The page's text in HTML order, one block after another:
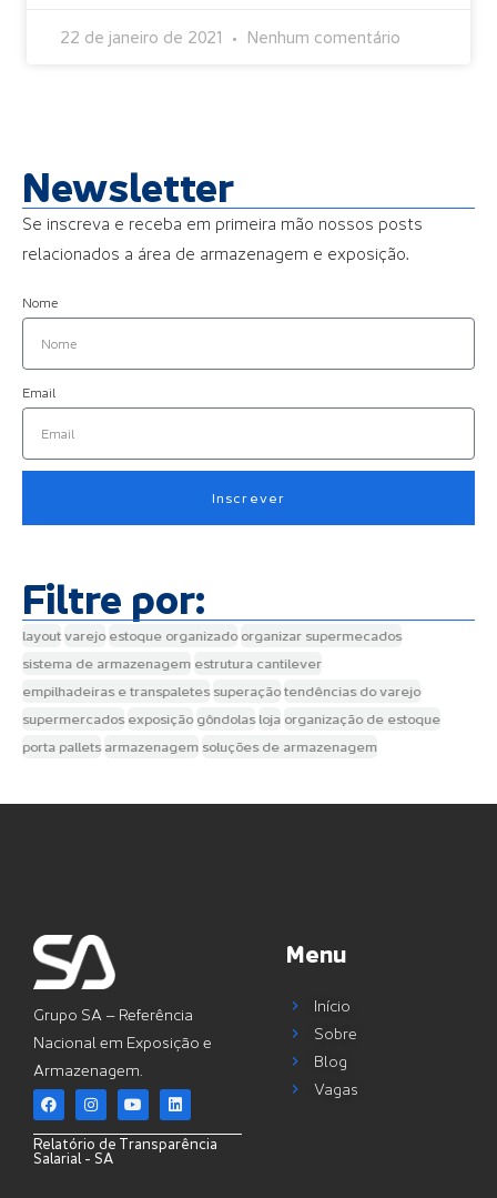
22 de janeiro de 2021 Nenhum comentário
Newsletter
Se inscreva e receba em primeira mão nossos posts
relacionados a área de armazenagem e exposição.
Nome
Email
Inscrever
Filtre por:
layout varejo estoque organizado organizar supermecados
sistema de armazenagem estrutura cantilever
empilhadeiras e transpaletes superação tendências do varejo
supermercados exposição gôndolas loja organização de estoque
porta pallets armazenagem soluções de armazenagem
Grupo SA – Referência
Nacional em Exposição e
Armazenagem.
Relatório de Transparência
Salarial - SA
Menu
Início
Sobre
Blog
Vagas